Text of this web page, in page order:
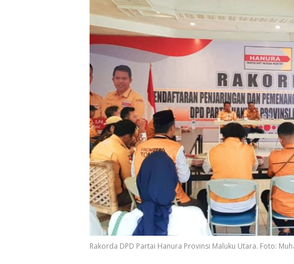
Rakorda DPD Partai Hanura Provinsi Maluku Utara. Foto: